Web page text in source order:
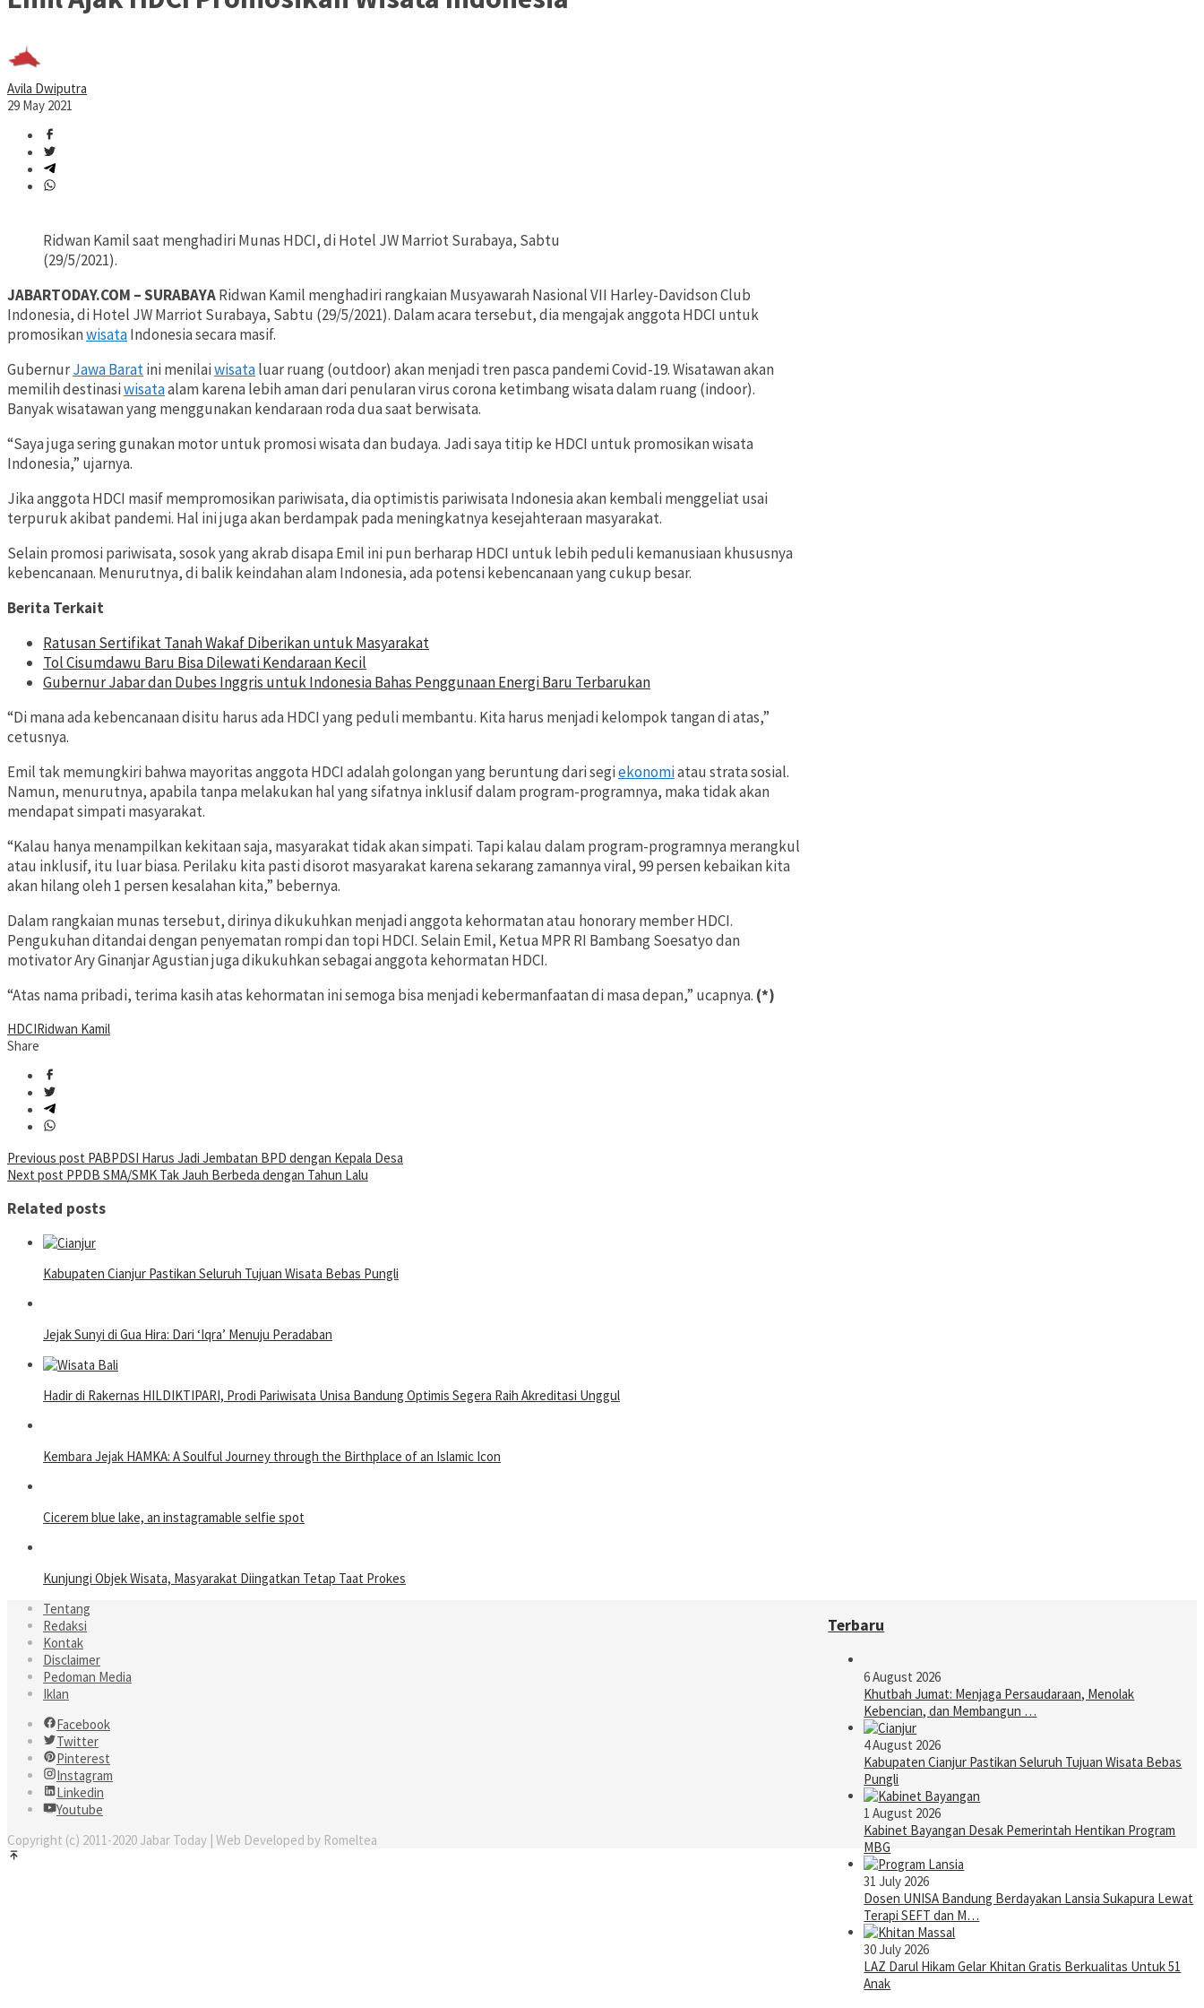
Avila Dwiputra
29 May 2021
Ridwan Kamil saat menghadiri Munas HDCI, di Hotel JW Marriot Surabaya, Sabtu
(29/5/2021).
JABARTODAY.COM – SURABAYARidwan Kamil menghadiri rangkaian Musyawarah Nasional VII Harley-Davidson Club
Indonesia, di Hotel JW Marriot Surabaya, Sabtu (29/5/2021). Dalam acara tersebut, dia mengajak anggota HDCI untuk
promosikanwisataIndonesia secara masif.
GubernurJawa Baratini menilaiwisataluar ruang (outdoor) akan menjadi tren pasca pandemi Covid-19. Wisatawan akan
memilih destinasiwisataalam karena lebih aman dari penularan virus corona ketimbang wisata dalam ruang (indoor).
Banyak wisatawan yang menggunakan kendaraan roda dua saat berwisata.
“Saya juga sering gunakan motor untuk promosi wisata dan budaya. Jadi saya titip ke HDCI untuk promosikan wisata
Indonesia,” ujarnya.
Jika anggota HDCI masif mempromosikan pariwisata, dia optimistis pariwisata Indonesia akan kembali menggeliat usai
terpuruk akibat pandemi. Hal ini juga akan berdampak pada meningkatnya kesejahteraan masyarakat.
Selain promosi pariwisata, sosok yang akrab disapa Emil ini pun berharap HDCI untuk lebih peduli kemanusiaan khususnya
kebencanaan. Menurutnya, di balik keindahan alam Indonesia, ada potensi kebencanaan yang cukup besar.
Berita Terkait
Ratusan Sertifikat Tanah Wakaf Diberikan untuk Masyarakat
Tol Cisumdawu Baru Bisa Dilewati Kendaraan Kecil
Gubernur Jabar dan Dubes Inggris untuk Indonesia Bahas Penggunaan Energi Baru Terbarukan
“Di mana ada kebencanaan disitu harus ada HDCI yang peduli membantu. Kita harus menjadi kelompok tangan di atas,”
cetusnya.
Emil tak memungkiri bahwa mayoritas anggota HDCI adalah golongan yang beruntung dari segiekonomiatau strata sosial.
Namun, menurutnya, apabila tanpa melakukan hal yang sifatnya inklusif dalam program-programnya, maka tidak akan
mendapat simpati masyarakat.
“Kalau hanya menampilkan kekitaan saja, masyarakat tidak akan simpati. Tapi kalau dalam program-programnya merangkul
atau inklusif, itu luar biasa. Perilaku kita pasti disorot masyarakat karena sekarang zamannya viral, 99 persen kebaikan kita
akan hilang oleh 1 persen kesalahan kita,” bebernya.
Dalam rangkaian munas tersebut, dirinya dikukuhkan menjadi anggota kehormatan atau honorary member HDCI.
Pengukuhan ditandai dengan penyematan rompi dan topi HDCI. Selain Emil, Ketua MPR RI Bambang Soesatyo dan
motivator Ary Ginanjar Agustian juga dikukuhkan sebagai anggota kehormatan HDCI.
“Atas nama pribadi, terima kasih atas kehormatan ini semoga bisa menjadi kebermanfaatan di masa depan,” ucapnya. (*)
HDCIRidwan Kamil
Share
Post
navigation
Previous post PABPDSI Harus Jadi Jembatan BPD dengan Kepala Desa
Next post PPDB SMA/SMK Tak Jauh Berbeda dengan Tahun Lalu
Related posts
Kabupaten Cianjur Pastikan Seluruh Tujuan Wisata Bebas Pungli
Jejak Sunyi di Gua Hira: Dari ‘Iqra’ Menuju Peradaban
Hadir di Rakernas HILDIKTIPARI, Prodi Pariwisata Unisa Bandung Optimis Segera Raih Akreditasi Unggul
Kembara Jejak HAMKA: A Soulful Journey through the Birthplace of an Islamic Icon
Cicerem blue lake, an instagramable selfie spot
Kunjungi Objek Wisata, Masyarakat Diingatkan Tetap Taat Prokes
Terbaru
6 August 2026
Khutbah Jumat: Menjaga Persaudaraan, Menolak
Kebencian, dan Membangun …
4 August 2026
Kabupaten Cianjur Pastikan Seluruh Tujuan Wisata Bebas
Pungli
1 August 2026
Kabinet Bayangan Desak Pemerintah Hentikan Program
MBG
31 July 2026
Dosen UNISA Bandung Berdayakan Lansia Sukapura Lewat
Terapi SEFT dan M…
30 July 2026
LAZ Darul Hikam Gelar Khitan Gratis Berkualitas Untuk 51
Anak
Tentang
Redaksi
Kontak
Disclaimer
Pedoman Media
Iklan
Facebook
Twitter
Pinterest
Instagram
Linkedin
Youtube
Copyright (c) 2011-2020 Jabar Today | Web Developed by Romeltea